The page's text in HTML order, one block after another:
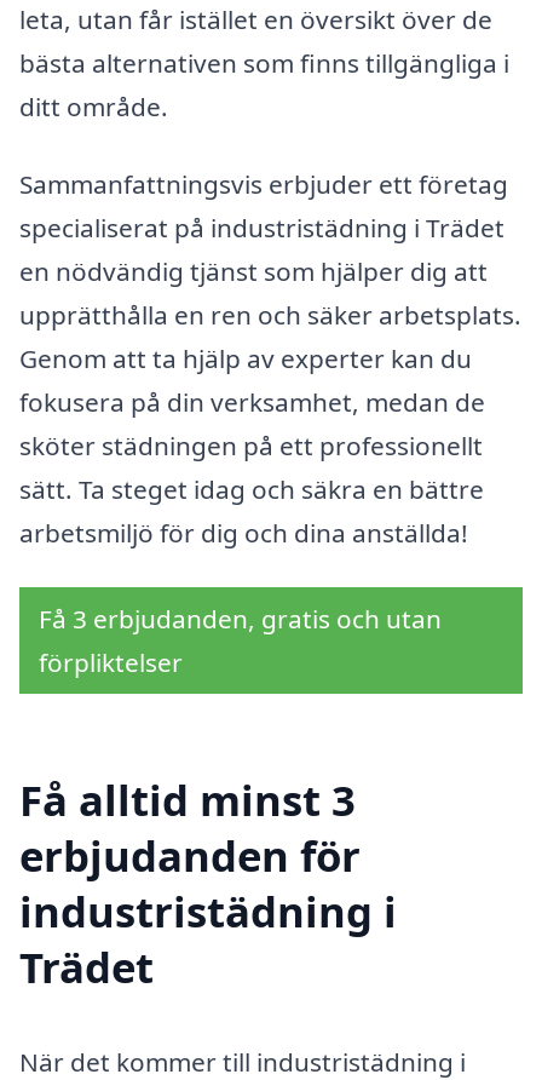
leta, utan får istället en översikt över de
bästa alternativen som finns tillgängliga i
ditt område.
Sammanfattningsvis erbjuder ett företag
specialiserat på industristädning i Trädet
en nödvändig tjänst som hjälper dig att
upprätthålla en ren och säker arbetsplats.
Genom att ta hjälp av experter kan du
fokusera på din verksamhet, medan de
sköter städningen på ett professionellt
sätt. Ta steget idag och säkra en bättre
arbetsmiljö för dig och dina anställda!
Få 3 erbjudanden, gratis och utan
förpliktelser
Få alltid minst 3
erbjudanden för
industristädning i
Trädet
När det kommer till industristädning i